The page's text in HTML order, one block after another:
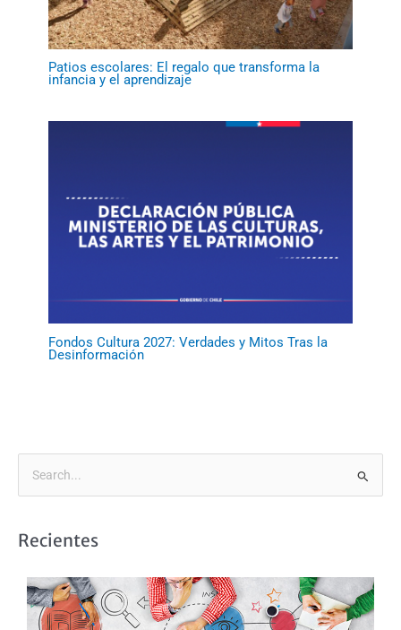
Patios escolares: El regalo que transforma la
infancia y el aprendizaje
Fondos Cultura 2027: Verdades y Mitos Tras la
Desinformación
cRecientes